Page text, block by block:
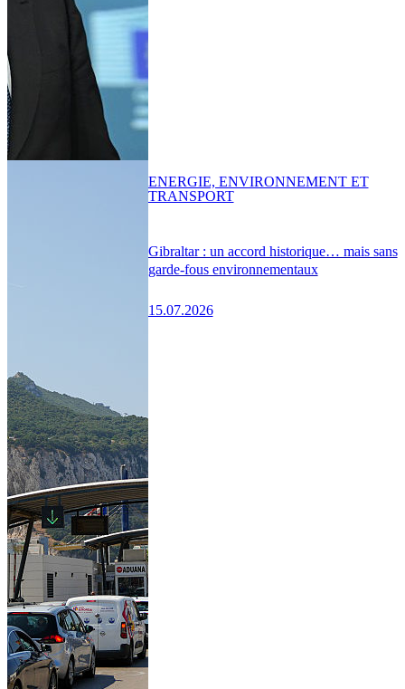
Gibraltar : un accord historique… mais sans
garde-fous environnementaux
15.07.2026
ENERGIE, ENVIRONNEMENT ET
TRANSPORT